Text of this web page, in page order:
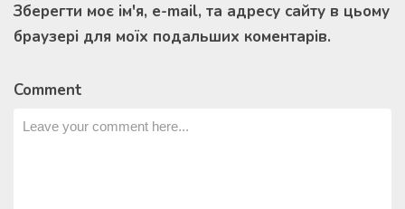
Зберегти моє ім'я, e-mail, та адресу сайту в цьому
браузері для моїх подальших коментарів.
Comment